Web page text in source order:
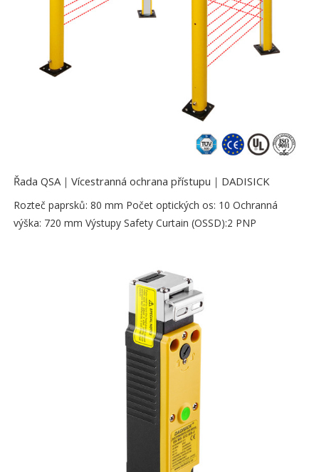
Řada QSA｜Vícestranná ochrana přístupu｜DADISICK
Rozteč paprsků: 80 mm Počet optických os: 10 Ochranná
výška: 720 mm Výstupy Safety Curtain (OSSD):2 PNP